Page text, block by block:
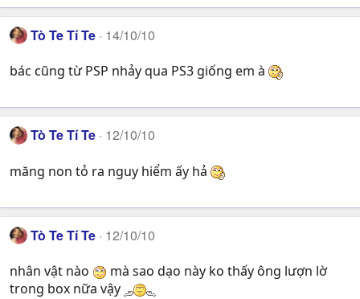
Tò Te Tí Te 14/10/10
bác cũng từ PSP nhảy qua PS3 giống em à
Tò Te Tí Te 12/10/10
măng non tỏ ra nguy hiểm ấy hả
Tò Te Tí Te 12/10/10
nhân vật nào
mà sao dạo này ko thấy ông lượn lờ
trong box nữa vậy